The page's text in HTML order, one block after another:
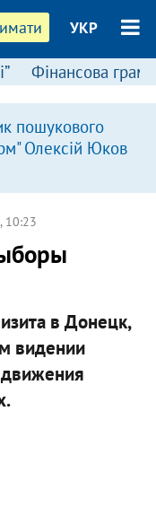
УКР
Фінансова
пошукового
Олексій Юков
, 10:23
в Донецк,
видении